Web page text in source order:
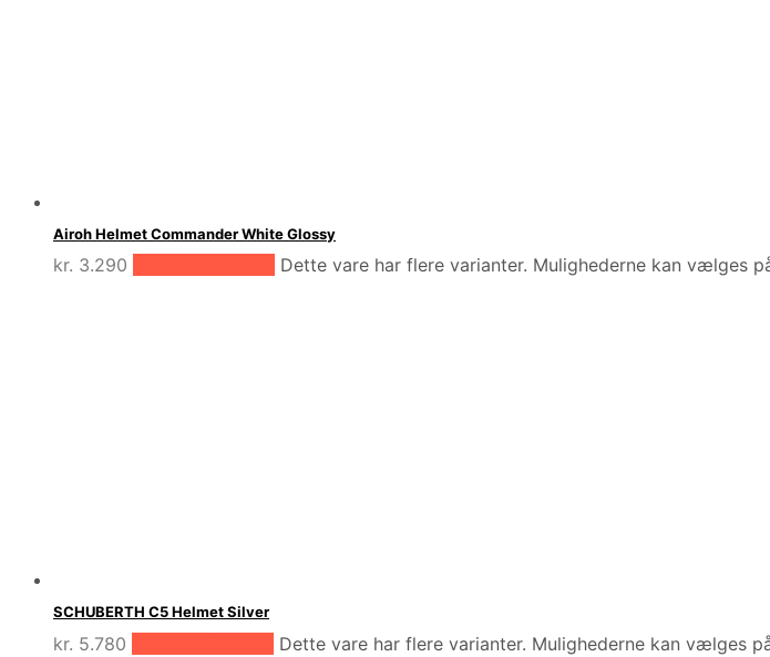
Airoh Helmet Commander White Glossy
kr. 3.290 Dette vare har flere varianter. Mulighederne kan vælges
SCHUBERTH C5 Helmet Silver
kr. 5.780 Dette vare har flere varianter. Mulighederne kan vælges